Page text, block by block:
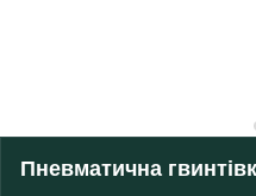
Пневматична